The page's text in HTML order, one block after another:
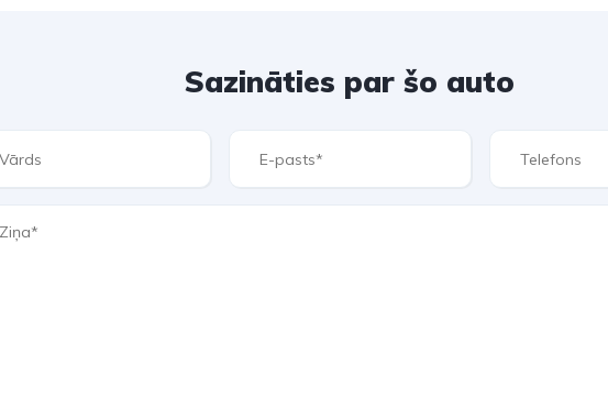
Sazināties par šo auto